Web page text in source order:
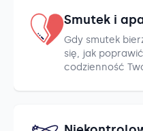
Smutek i
Gdy smutek
się, jak
codzienność